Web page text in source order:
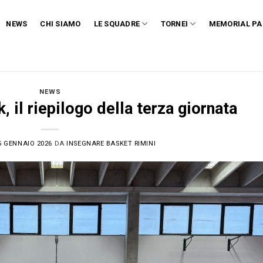
NEWS CHI SIAMO LE SQUADRE TORNEI MEMORIAL
NEWS
il riepilogo della terza giornata
GENNAIO 2026 DAINSEGNARE BASKET RIMINI